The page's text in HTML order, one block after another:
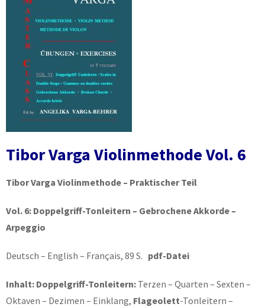
Tibor Varga Violinmethode Vol. 6
Tibor Varga Violinmethode – Praktischer Teil
Vol. 6: Doppelgriff-Tonleitern – Gebrochene Akkorde –
Arpeggio
Deutsch – English – Français, 89 S. pdf-Datei
Inhalt: Doppelgriff-Tonleitern: Terzen – Quarten – Sexten –
Oktaven – Dezimen – Einklang, Flageolett-Tonleitern –